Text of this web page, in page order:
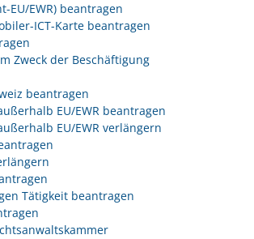
EWR) beantragen
ICT-Karte beantragen
Zweck der Beschäftigung
beantragen
EU/EWR beantragen
EU/EWR verlängern
Tätigkeit beantragen